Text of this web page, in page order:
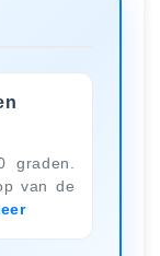
graden.
van de